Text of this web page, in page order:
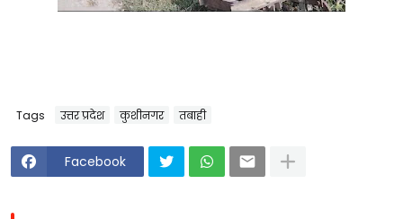
Tags उत्तर प्रदेश कुशीनगर तबाही
Facebook